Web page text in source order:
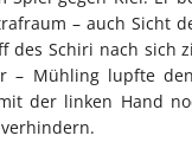
– auch Sicht
des Schiri nach sich
– Mühling lupfte
der linken Hand